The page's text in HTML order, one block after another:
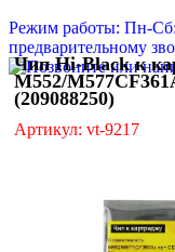
Режим работы: Пн-
предварительному
Чип Hi-Black к
M552/
(209088250)
Артикул: vt-9217